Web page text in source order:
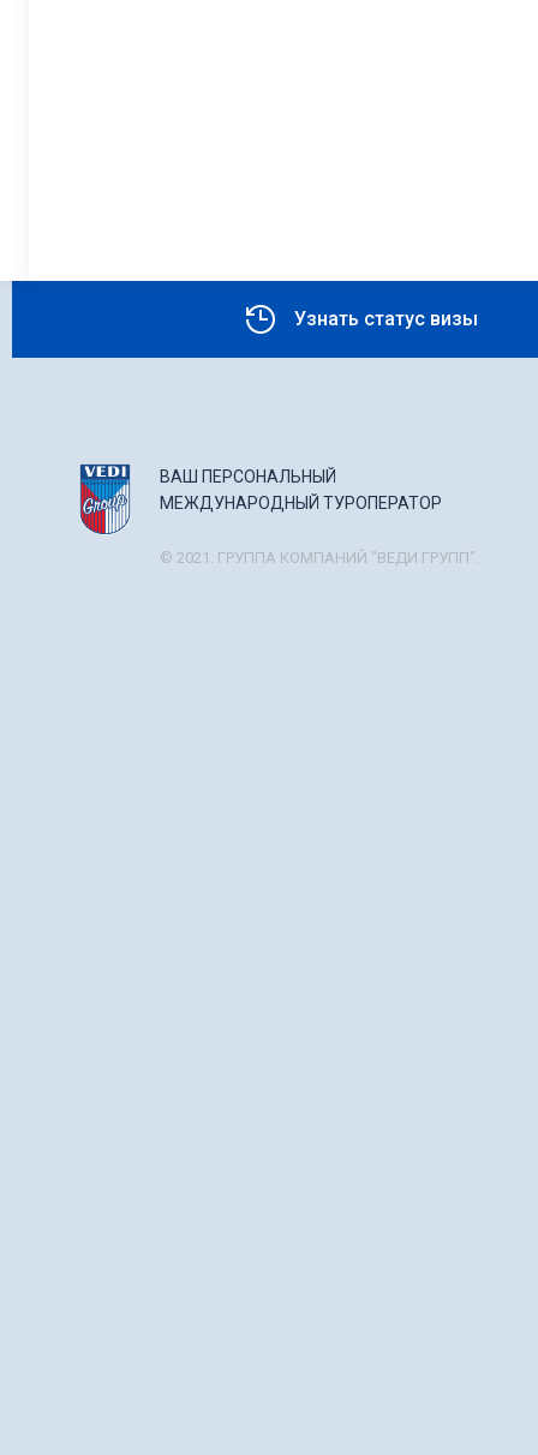
Узнать статус визы
ВАШ ПЕРСОНАЛЬНЫЙ
МЕЖДУНАРОДНЫЙ ТУРОПЕРАТОР
© 2021. ГРУППА КОМПАНИЙ "ВЕДИ ГРУПП".